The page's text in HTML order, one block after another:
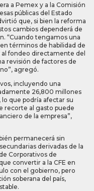
a Pemex y a la Comisión
públicas del Estado
que, si bien la reforma
cambios dependerá de
“Cuando tengamos una
términos de habilidad de
al fondeo directamente del
revisión de factores de
agregó.
incluyendo una
26,800 millones
que podría afectar su
recorte al gasto puede
de la empresa”,
permanecerá sin
derivadas de la
Corporativos de
convertir a la CFE en
con el gobierno, pero
soberana del país,